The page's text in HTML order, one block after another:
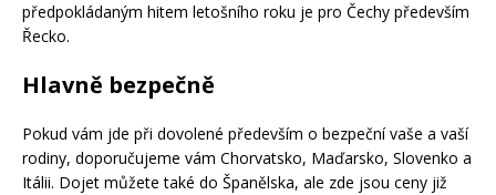
předpokládaným hitem letošního roku je pro Čechy především
Řecko.
Hlavně bezpečně
Pokud vám jde při dovolené především o bezpeční vaše a vaší
rodiny, doporučujeme vám Chorvatsko, Maďarsko, Slovenko a
Itálii. Dojet můžete také do Španělska, ale zde jsou ceny již